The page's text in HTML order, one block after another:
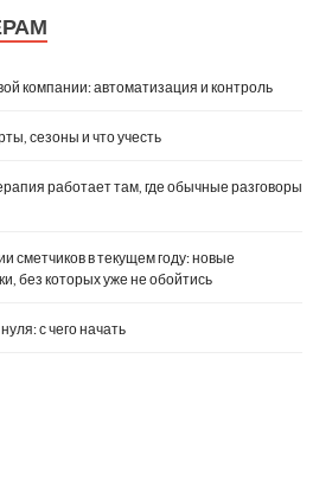
компании: автоматизация и контроль
сезоны и что учесть
работает там, где обычные разговоры
сметчиков в текущем году: новые
без которых уже не обойтись
с чего начать